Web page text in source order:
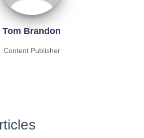
Tom Brandon
Content Publisher